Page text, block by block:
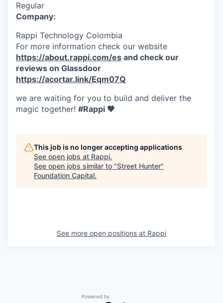
Regular
Company:
Rappi Technology Colombia
For more information check our website
https://about.rappi.com/es and check our
reviews on Glassdoor
https://acortar.link/Eqm07Q
we are waiting for you to build and deliver the
magic together! #Rappi 🧡
This job is no longer accepting applications
See open jobs at Rappi.
See open jobs similar to "Street Hunter"
Foundation Capital.
See more open positions at Rappi
Powered by Getro.com